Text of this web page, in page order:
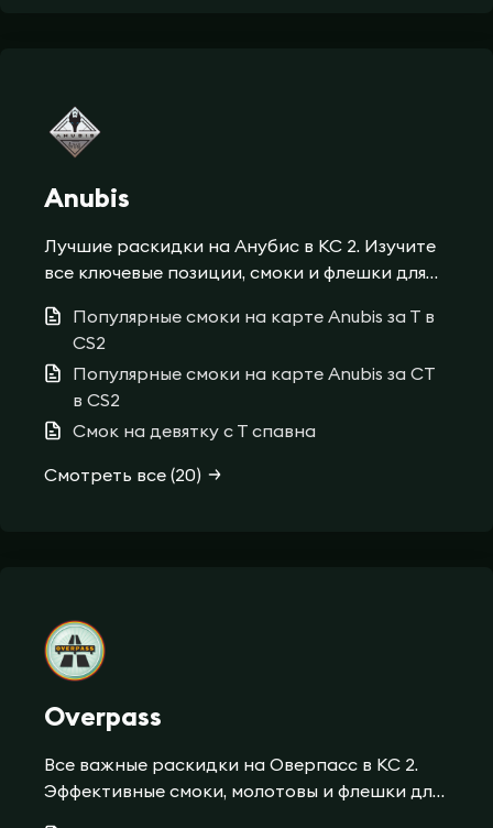
Anubis
Лучшие раскидки на Анубис в КС 2. Изучите
все ключевые позиции, смоки и флешки для
самой популярной карте.
Популярные смоки на карте Anubis за Т в
CS2
Популярные смоки на карте Anubis за CT
в CS2
Смок на девятку с Т спавна
Смотреть все (20)
Overpass
Все важные раскидки на Оверпасс в КС 2.
Эффективные смоки, молотовы и флешки для